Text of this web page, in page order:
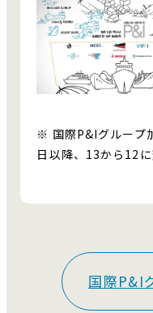
※ 国際P&Iグループ
日以降、13から12に
国際P&I